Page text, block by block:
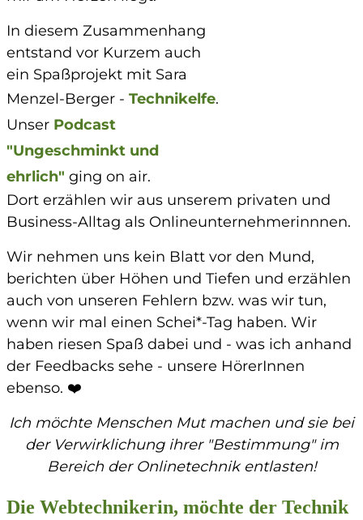
In diesem Zusammenhang
entstand vor Kurzem auch
ein Spaßprojekt mit Sara
Menzel-Berger - Technikelfe.
Unser Podcast
"Ungeschminkt und
ehrlich" ging on air.
Dort erzählen wir aus unserem privaten und
Business-Alltag als Onlineunternehmerinnnen.
Wir nehmen uns kein Blatt vor den Mund,
berichten über Höhen und Tiefen und erzählen
auch von unseren Fehlern bzw. was wir tun,
wenn wir mal einen Schei*-Tag haben. Wir
haben riesen Spaß dabei und - was ich anhand
der Feedbacks sehe - unsere HörerInnen
ebenso. ❤️
Ich möchte Menschen Mut machen und sie bei
der Verwirklichung ihrer "Bestimmung" im
Bereich der Onlinetechnik entlasten!
Die Webtechnikerin, möchte der Technik